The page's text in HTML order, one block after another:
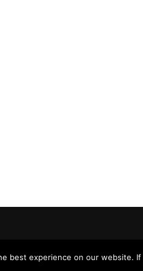
best experience on our website.